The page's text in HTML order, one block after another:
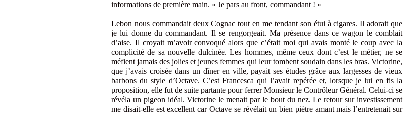
informations de première main. « Je pars au front, commandant ! »
Lebon nous commandait deux Cognac tout en me tendant son étui à cigares. Il adorait que
je lui donne du commandant. Il se rengorgeait. Ma présence dans ce wagon le comblait
d’aise. Il croyait m’avoir convoqué alors que c’était moi qui avais monté le coup avec la
complicité de sa nouvelle dulcinée. Les hommes, même ceux dont c’est le métier, ne se
méfient jamais des jolies et jeunes femmes qui leur tombent soudain dans les bras. Victorine,
que j’avais croisée dans un dîner en ville, payait ses études grâce aux largesses de vieux
barbons du style d’Octave. C’est Francesca qui l’avait repérée et, lorsque je lui en fis la
proposition, elle fut de suite partante pour ferrer Monsieur le Contrôleur Général. Celui-ci se
révéla un pigeon idéal. Victorine le menait par le bout du nez. Le retour sur investissement
me disait-elle est excellent car Octave se révélait un bien piètre amant mais l’entretenait sur